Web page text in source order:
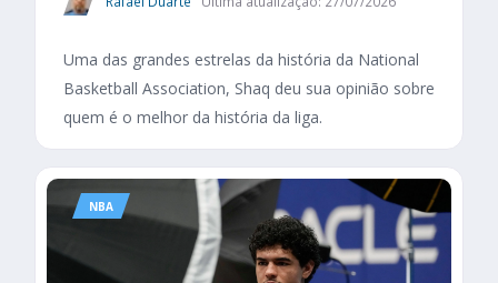
Uma das grandes estrelas da história da National
Basketball Association, Shaq deu sua opinião sobre
quem é o melhor da história da liga.
NBA